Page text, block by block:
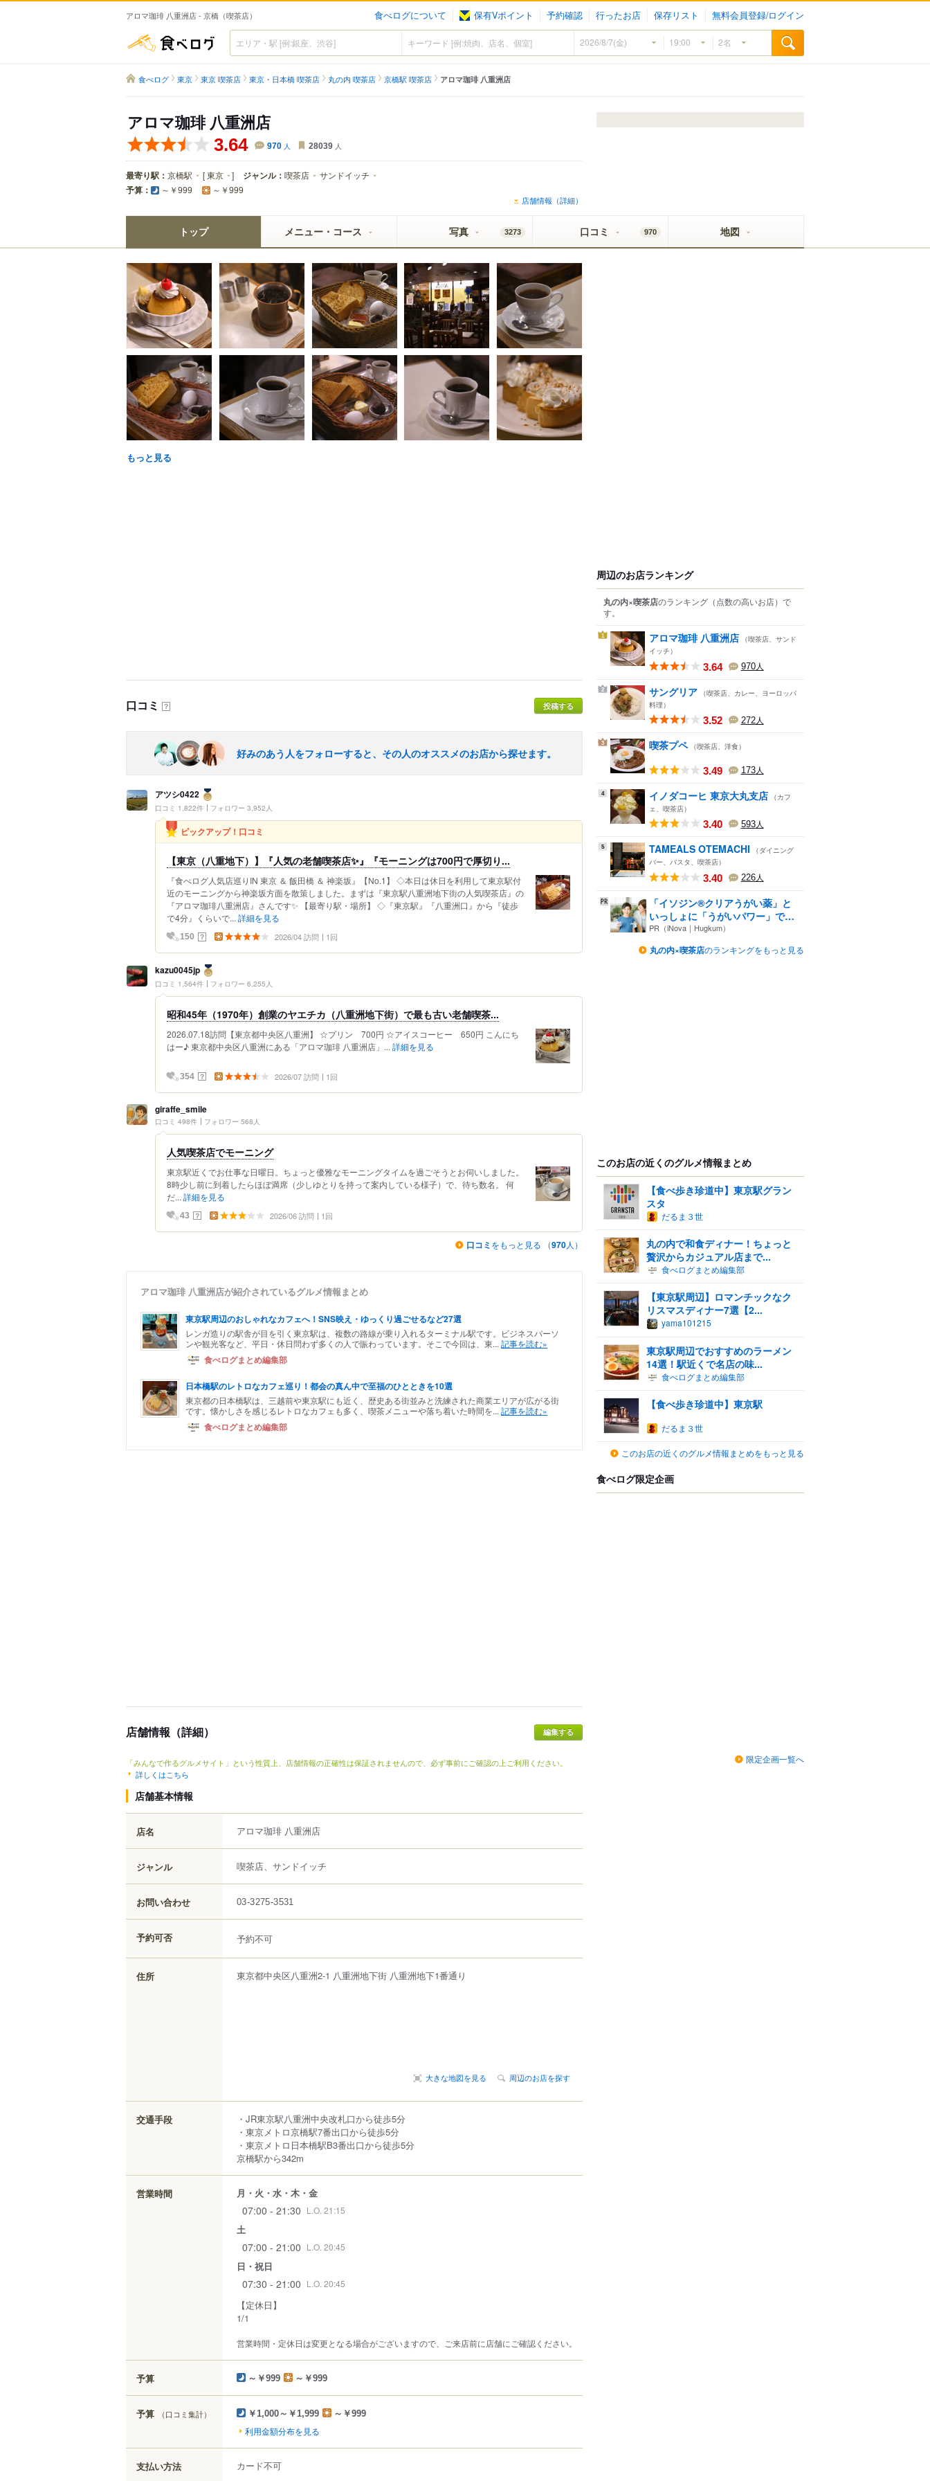
アロマ珈琲 八重洲店 - 京橋（喫茶店） 食べログについて 保有Vポイント 予約確認 行ったお店 保存リスト 無料会員登録/ログイン
食べログ
食べログ 東京 東京 喫茶店 東京・日本橋 喫茶店 丸の内 喫茶店 京橋駅 喫茶店 アロマ珈琲 八重洲店
アロマ珈琲 八重洲店
3.64 970 人 28039 人
最寄り駅： 京橋駅 [東京 ] ジャンル： 喫茶店 サンドイッチ
予算： ～￥999 ～￥999
店舗情報（詳細）
トップ メニュー・コース 写真 3273 口コミ 970 地図
もっと見る
口コミ ？ 投稿する
好みのあう人をフォローすると、その人のオススメのお店から探せます。
アツシ0422
口コミ 1,822件 フォロワー 3,952人
ピックアップ！口コミ
【東京（八重地下）】『人気の老舗喫茶店✨』『モーニングは700円で厚切り...
『食べログ人気店巡りIN 東京 ＆ 飯田橋 ＆ 神楽坂』【No.1】 ◇本日は休日を利用して東京駅付
近のモーニングから神楽坂方面を散策しました。まずは『東京駅八重洲地下街の人気喫茶店』の
『アロマ珈琲八重洲店』さんです✨ 【最寄り駅・場所】 ◇『東京駅』『八重洲口』から『徒歩
で4分』くらいで... 詳細を見る
150 ？ 2026/04 訪問 1回
kazu0045jp
口コミ 1,564件 フォロワー 6,255人
昭和45年（1970年）創業のヤエチカ（八重洲地下街）で最も古い老舗喫茶...
2026.07.18訪問【東京都中央区八重洲】 ☆プリン 700円 ☆アイスコーヒー 650円 こんにち
はー♪ 東京都中央区八重洲にある「アロマ珈琲 八重洲店」... 詳細を見る
354 ？ 2026/07 訪問 1回
giraffe_smile
口コミ 498件 フォロワー 568人
人気喫茶店でモーニング
東京駅近くでお仕事な日曜日。ちょっと優雅なモーニングタイムを過ごそうとお伺いしました。
8時少し前に到着したらほぼ満席（少しゆとりを持って案内している様子）で、待ち数名。 何
だ... 詳細を見る
43 ？ 2026/06 訪問 1回
口コミ をもっと見る （970人）
アロマ珈琲 八重洲店が紹介されているグルメ情報まとめ
東京駅周辺のおしゃれなカフェへ！SNS映え・ゆっくり過ごせるなど27選
レンガ造りの駅舎が目を引く東京駅は、複数の路線が乗り入れるターミナル駅です。ビジネスパーソ
ンや観光客など、平日・休日問わず多くの人で賑わっています。そこで今回は、東... 記事を読む»
食べログまとめ編集部
日本橋駅のレトロなカフェ巡り！都会の真ん中で至福のひとときを10選
東京都の日本橋駅は、三越前や東京駅にも近く、歴史ある街並みと洗練された商業エリアが広がる街
です。懐かしさを感じるレトロなカフェも多く、喫茶メニューや落ち着いた時間を... 記事を読む»
食べログまとめ編集部
店舗情報（詳細）
「みんなで作るグルメサイト」という性質上、店舗情報の正確性は保証されませんので、必ず事前にご確認の上ご利用ください。
詳しくはこちら
店舗基本情報
店名 アロマ珈琲 八重洲店
ジャンル 喫茶店、サンドイッチ
お問い合わせ 03-3275-3531
予約可否 予約不可
住所 東京都中央区八重洲2-1 八重洲地下街 八重洲地下1番通り
大きな地図を見る 周辺のお店を探す
交通手段
・JR東京駅八重洲中央改札口から徒歩5分
・東京メトロ京橋駅7番出口から徒歩5分
・東京メトロ日本橋駅B3番出口から徒歩5分
京橋駅から342m
営業時間 月・火・水・木・金
07:00 - 21:30 L.O. 21:15
土
07:00 - 21:00 L.O. 20:45
日・祝日
07:30 - 21:00 L.O. 20:45
【定休日】
1/1
営業時間・定休日は変更となる場合がございますので、ご来店前に店舗にご確認ください。
予算 ～￥999 ～￥999
予算 （口コミ集計） ￥1,000～￥1,999 ～￥999
利用金額分布を見る
支払い方法 カード不可
周辺のお店ランキング
丸の内×喫茶店のランキング （点数の高いお店） で
す。
1 アロマ珈琲 八重洲店 （喫茶店、サンド
イッチ）
3.64 970人
2 サングリア （喫茶店、カレー、ヨーロッパ
料理）
3.52 272人
3 喫茶プペ （喫茶店、洋食）
3.49 173人
4 イノダコーヒ 東京大丸支店 （カフ
ェ、喫茶店）
3.40 593人
5 TAMEALS OTEMACHI
（ダイニング
バー、パスタ、喫茶店）
3.40 226人
「イソジン®クリアうがい薬」と
いっしょに「うがいパワー」で
一...
PR（iNova｜Hugkum）
丸の内×喫茶店のランキングをもっと見る
このお店の近くのグルメ情報まとめ
【食べ歩き珍道中】東京駅グラン
スタ
だるま３世
丸の内で和食ディナー！ちょっと
贅沢からカジュアル店まで...
食べログまとめ編集部
【東京駅周辺】ロマンチックなク
リスマスディナー7選【2...
yama101215
東京駅周辺でおすすめのラーメン
14選！駅近くで名店の味...
食べログまとめ編集部
【食べ歩き珍道中】東京駅
だるま３世
このお店の近くのグルメ情報まとめをもっと見る
食べログ限定企画
限定企画一覧へ